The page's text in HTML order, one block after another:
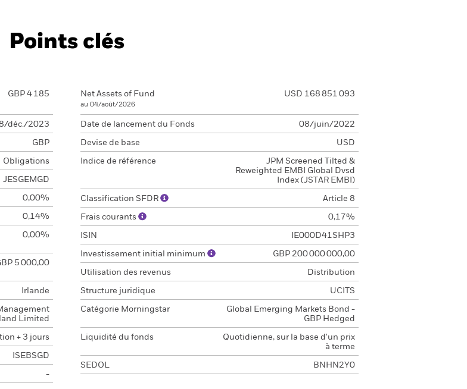
Points clés
GBP 4 185
déc./2023
GBP
Obligations
JESGEMGD
0,00%
0,14%
0,00%
5 000,00
Irlande
Limited
+ 3 jours
ISEBSGD
-
Net Assets of Fund
au 04/août/2026
USD 168 851 093
Date de lancement du Fonds 08/juin/2022
Devise de base USD
Indice de référence
JPM Screened Tilted &
Reweighted EMBI Global Dvsd
Index (JSTAR EMBI)
Classification SFDR Article 8
Frais courants 0,17%
ISIN IE000D41SHP3
Investissement initial minimum GBP 200 000 000,00
Utilisation des revenus Distribution
Structure juridique UCITS
Catégorie Morningstar
Global Emerging Markets Bond -
GBP Hedged
Liquidité du fonds
Quotidienne, sur la base d'un prix
à terme
SEDOL BNHN2Y0